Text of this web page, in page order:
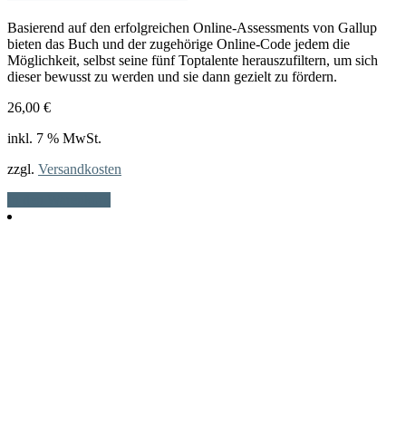
Basierend auf den erfolgreichen Online-Assessments von Gallup
bieten das Buch und der zugehörige Online-Code jedem die
Möglichkeit, selbst seine fünf Toptalente herauszufiltern, um sich
dieser bewusst zu werden und sie dann gezielt zu fördern.
26,00 €
inkl. 7 % MwSt.
zzgl. Versandkosten